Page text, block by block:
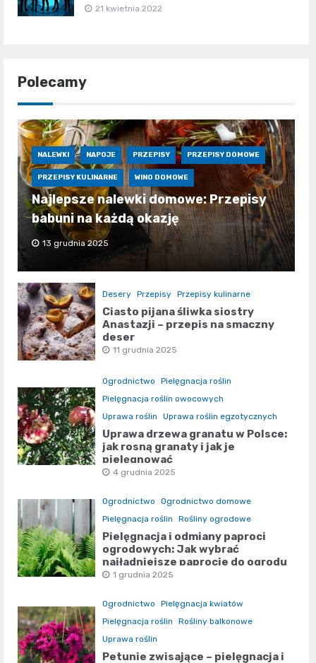
21 kwietnia 2022
Polecamy
NALEWKI NAPOJE PRZEPISY PRZEPISY DOMOWE
PRZEPISY KULINARNE WINO DOMOWE
Najlepsze nalewki domowe: Przepisy
babuni na każdą okazję
13 grudnia 2025
Desery Przepisy Przepisy kulinarne
Ciasto pijana śliwka siostry
Anastazji – przepis na smaczny
deser
11 grudnia 2025
Ogrodnictwo
Pielęgnacja roślin
Pielęgnacja roślin owocowych
Uprawa roślin
Uprawa roślin egzotycznych
Uprawa drzewa granatu w Polsce:
jak rosną granaty i jak je
pielęgnować
4 grudnia 2025
Ogrodnictwo
Ogrodnictwo domowe
Pielęgnacja roślin
Rośliny ogrodowe
Pielęgnacja i odmiany paproci
ogrodowych: Jak wybrać
najładniejsze paprocie do ogrodu
1 grudnia 2025
Ogrodnictwo
Pielęgnacja kwiatów
Pielęgnacja roślin
Rośliny balkonowe
Uprawa roślin
Petunie zwisające – pielęgnacja i